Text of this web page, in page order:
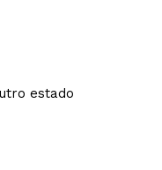
estado